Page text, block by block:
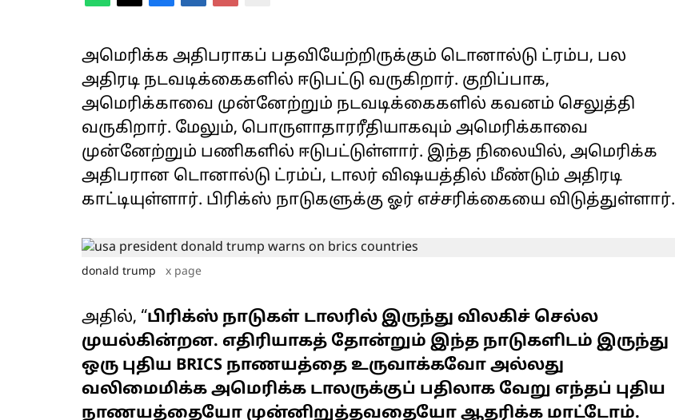
அமெரிக்க அதிபராகப் பதவியேற்றிருக்கும் டொனால்டு ட்ரம்ப, பல
அதிரடி நடவடிக்கைகளில் ஈடுபட்டு வருகிறார். குறிப்பாக,
அமெரிக்காவை முன்னேற்றும் நடவடிக்கைகளில் கவனம் செலுத்தி
வருகிறார். மேலும், பொருளாதாரரீதியாகவும் அமெரிக்காவை
முன்னேற்றும் பணிகளில் ஈடுபட்டுள்ளார். இந்த நிலையில், அமெரிக்க
அதிபரான டொனால்டு ட்ரம்ப், டாலர் விஷயத்தில் மீண்டும் அதிரடி
காட்டியுள்ளார். பிரிக்ஸ் நாடுகளுக்கு ஓர் எச்சரிக்கையை விடுத்துள்ளார்.
donald trump x page
அதில், “பிரிக்ஸ் நாடுகள் டாலரில் இருந்து விலகிச் செல்ல
முயல்கின்றன. எதிரியாகத் தோன்றும் இந்த நாடுகளிடம் இருந்து
ஒரு புதிய BRICS நாணயத்தை உருவாக்கவோ அல்லது
வலிமைமிக்க அமெரிக்க டாலருக்குப் பதிலாக வேறு எந்தப் புதிய
நாணயத்தையோ முன்னிறுத்தவதையோ ஆதரிக்க மாட்டோம்.